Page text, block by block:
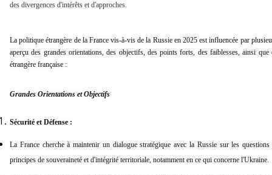
des divergences d'intérêts et d'approches.
La politique étrangère de la France vis-à-vis de la Russie en 2025 est influencée par
aperçu des grandes orientations, des objectifs, des points forts, des faiblesses, ainsi
étrangère française :
Grandes Orientations et Objectifs
Sécurité et Défense :
La France cherche à maintenir un dialogue stratégique avec la Russie sur les
principes de souveraineté et d'intégrité territoriale, notamment en ce qui concerne l'Ukraine.